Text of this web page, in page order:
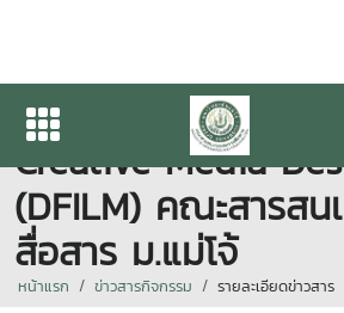
หลักสูตร Digital
Creative Media
(DFILM) คณะสารสน
สื่อสาร ม.แม่โจ้
หน้าแรก ข่าวสารกิจกรรม รายละเอียดข่าวสาร